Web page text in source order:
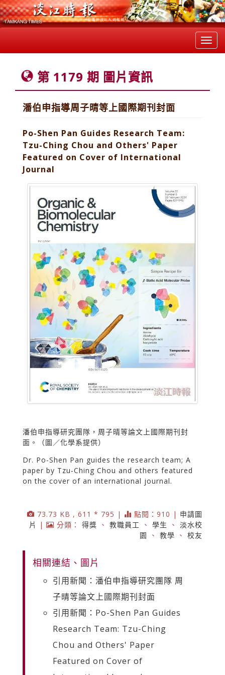
第 1179 期 圖片資訊
潘伯申指導周子晴等上國際期刊封面
Po-Shen Pan Guides Research Team:
Tzu-Ching Chou and Others' Paper
Featured on Cover of International
Journal
潘伯申指導研究團隊，周子晴等論文上國際期刊封
面。（圖／化學系提供）
Dr. Po-Shen Pan guides the research team; A
paper by Tzu-Ching Chou and others featured
on the cover of an international journal.
73.73 KB , 611 * 795 | 點閱：910 | 申請圖
片
| 分類： 得獎 、 教職員工 、 學生 、 淡水校
園
、 教學 、 校友
相關連結、圖片
引用新聞：潘伯申指導研究團隊 周
子晴等論文上國際期刊封面
引用新聞：Po-Shen Pan Guides
Research Team: Tzu-Ching
Chou and Others' Paper
Featured on Cover of